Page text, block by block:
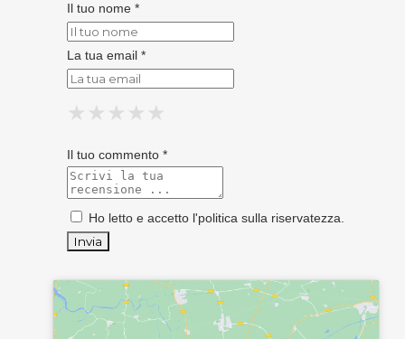
Il tuo nome *
La tua email *
★
★ ★
★ ★ ★
★ ★ ★ ★
★ ★ ★ ★ ★
Il tuo commento *
Ho letto e accetto l'politica sulla riservatezza